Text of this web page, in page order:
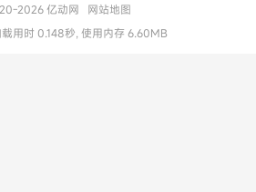
2026亿动网
网站地图
用时 0.148秒, 使用内存 6.60MB